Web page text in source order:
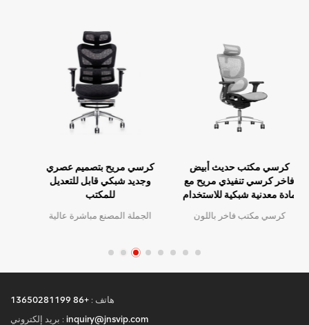
كرسي مريح بتصميم عصري
وجديد شبكي قابل للتعديل
للمكتب
الجملة المصنع مباشرة عالية
واحدة ، كمية كبيرة مع خصم
كبير.الخدمة المخصصة مع
كرسي مكتب حديث أبيض
فاخر كرسي تنفيذي مريح مع
مادة معدنية شبكية للاستخدام
كرسي مكتب فاخر باللون
هاتف : +86 13650281199
بريد إلكتروني : inquiry@jnsvip.com